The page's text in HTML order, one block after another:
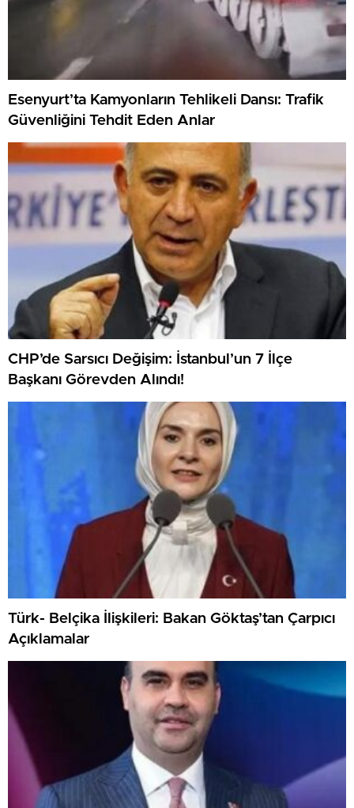
Esenyurt’ta Kamyonların Tehlikeli Dansı: Trafik
Güvenliğini Tehdit Eden Anlar
CHP’de Sarsıcı Değişim: İstanbul’un 7 İlçe
Başkanı Görevden Alındı!
Türk- Belçika İlişkileri: Bakan Göktaş’tan Çarpıcı
Açıklamalar